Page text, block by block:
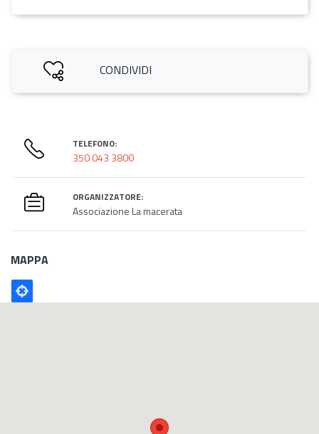
CONDIVIDI
TELEFONO:
350 043 3800
ORGANIZZATORE:
Associazione La macerata
MAPPA
Poligono
GEO